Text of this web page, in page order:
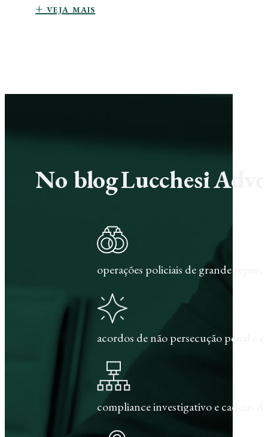
+ veja mais
No blog Lucchesi
operações policiais de grande
acordos de não persecução penal e
compliance investigativo e cadeias